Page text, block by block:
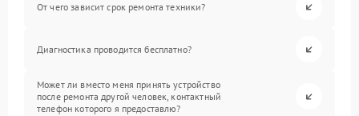
От чего зависит срок ремонта техники?
Диагностика проводится бесплатно?
Может ли вместо меня принять устройство
после ремонта другой человек, контактный
телефон которого я предоставлю?